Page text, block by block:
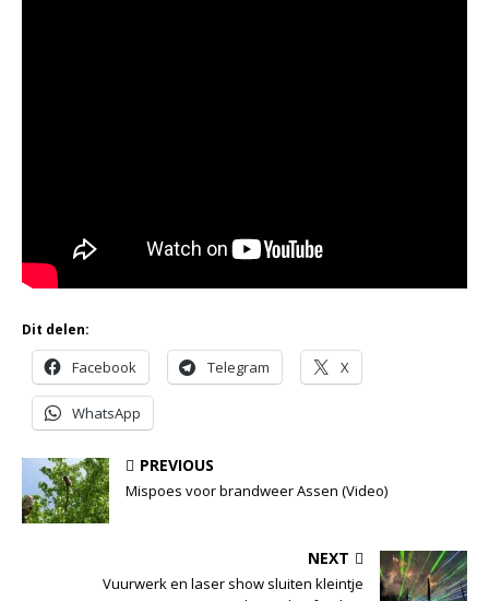
Dit delen:
Facebook Telegram X
WhatsApp
PREVIOUS
Mispoes voor brandweer Assen (Video)
NEXT
Vuurwerk en laser show sluiten kleintje